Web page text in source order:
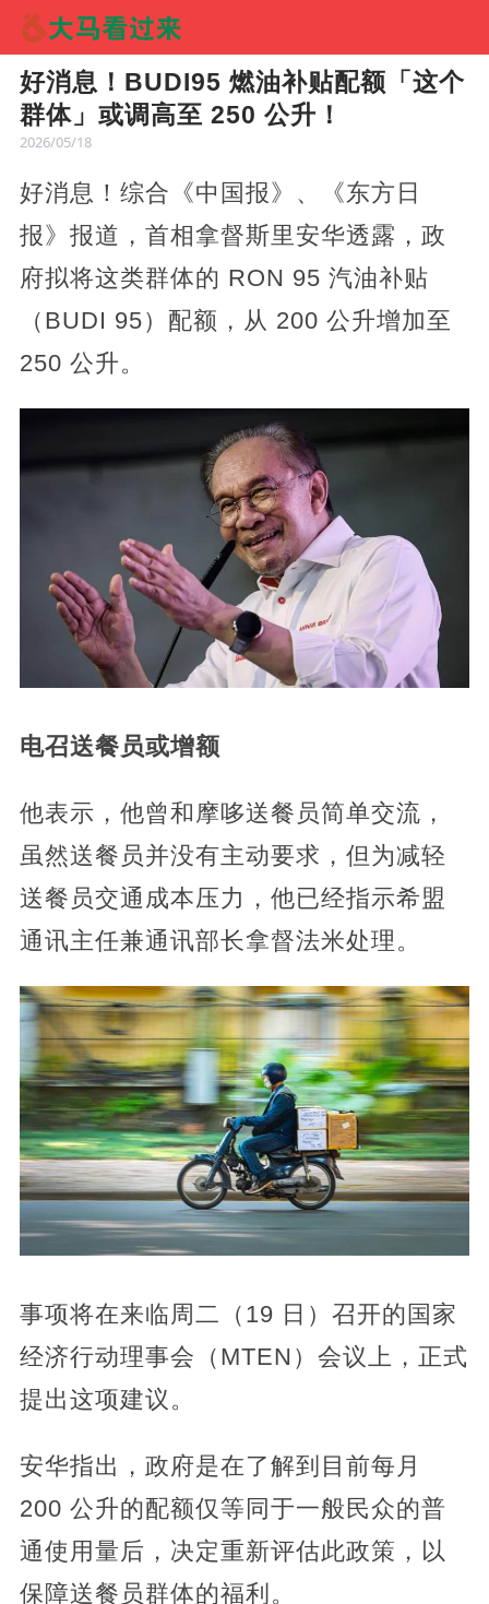
好消息！BUDI95 燃油补贴配额「这个
群体」或调高至 250 公升！
2026/05/18
好消息！综合《中国报》、《东方日
报》报道，首相拿督斯里安华透露，政
府拟将这类群体的 RON 95 汽油补贴
（BUDI 95）配额，从 200 公升增加至
250 公升。
电召送餐员或增额
他表示，他曾和摩哆送餐员简单交流，
虽然送餐员并没有主动要求，但为减轻
送餐员交通成本压力，他已经指示希盟
通讯主任兼通讯部长拿督法米处理。
事项将在来临周二（19 日）召开的国家
经济行动理事会（MTEN）会议上，正式
提出这项建议。
安华指出，政府是在了解到目前每月
200 公升的配额仅等同于一般民众的普
通使用量后，决定重新评估此政策，以
保障送餐员群体的福利。